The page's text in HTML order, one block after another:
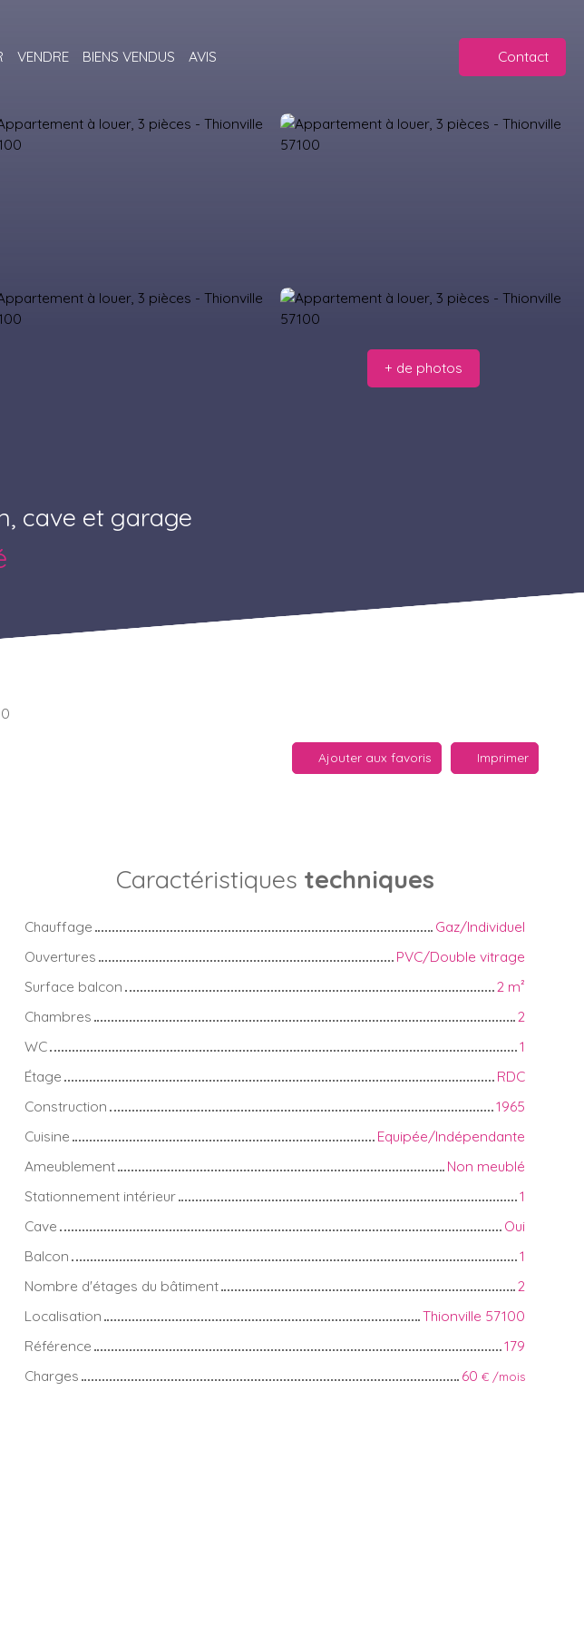
VENDRE BIENS VENDUS AVIS Contact
+ de photos
cave et garage
Ajouter aux favoris Imprimer
Caractéristiques techniques
Chauffage
Gaz/Individuel
Ouvertures
PVC/Double vitrage
Surface balcon
2 m²
Chambres
2
WC
1
Étage
RDC
Construction
1965
Cuisine
Equipée/Indépendante
Ameublement
Non meublé
Stationnement intérieur
1
Cave
Oui
Balcon
1
Nombre d'étages du bâtiment
2
Localisation
Thionville 57100
Référence
179
Charges
60 € /mois